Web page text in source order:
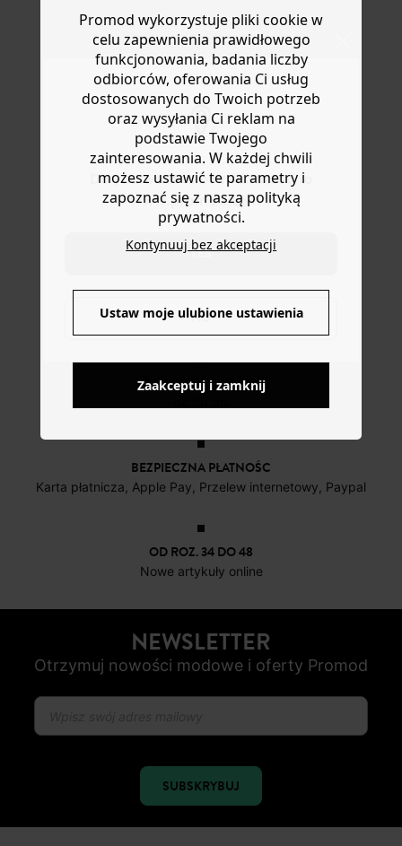
Do you want to be redirected to
www.promod.com ?
YES
NO
30 dni od daty otrzymania produktów na ich zwrot
Uwielbiamy pastelowe kolory, słodkie jak sorbet! Jeden
rozmiar. Sprzedawane w opakowaniach po 3 sztuki.
Pomysł na prezent.
4 do 6 dni roboczych
DARMOWE ZWROTY
BEZPIECZNA PŁATNOŚC
Karta płatnicza, Apple Pay, Przelew internetowy, Paypal
OD ROZ. 34 DO 48
Nowe artykuły online
NEWSLETTER
Otrzymuj nowości modowe i oferty Promod
SUBSKRYBUJ
Promod wykorzystuje pliki cookie w
celu zapewnienia prawidłowego
funkcjonowania, badania liczby
odbiorców, oferowania Ci usług
dostosowanych do Twoich potrzeb
oraz wysyłania Ci reklam na
podstawie Twojego
zainteresowania. W każdej chwili
możesz ustawić te parametry i
zapoznać się z naszą polityką
prywatności.
Kontynuuj bez akceptacji
Ustaw moje ulubione ustawienia
Zaakceptuj i zamknij